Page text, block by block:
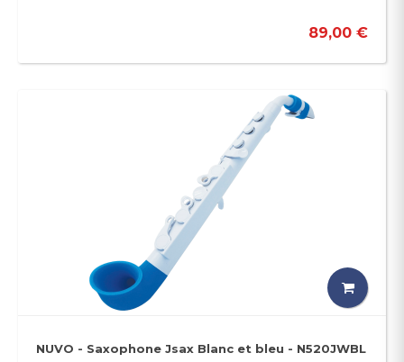
89,00 €
NUVO - Saxophone Jsax Blanc et bleu - N520JWBL